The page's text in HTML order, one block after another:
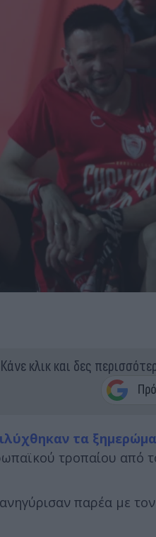
Κάνε κλικ και δες
τα
τροπαίου από
παρέα με